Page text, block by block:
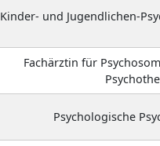
Kinder- und Jugendlichen-
Fachärztin für
Psychologische